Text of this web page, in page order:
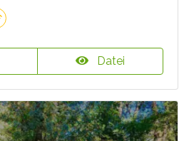
Datei